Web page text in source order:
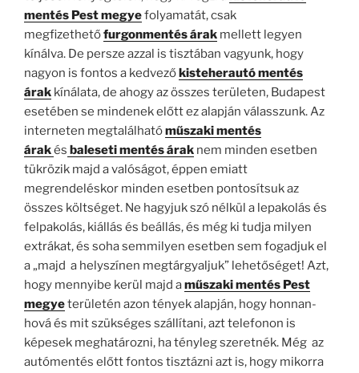
mentés Pest megyefolyamatát, csak
megfizethetőfurgonmentés árak mellett legyen
kínálva. De persze azzal is tisztában vagyunk, hogy
nagyon is fontos a kedvezőkisteherautó mentés
árak kínálata, de ahogy az összes területen, Budapest
esetében se mindenek előtt ez alapján válasszunk. Az
interneten megtalálhatóműszaki mentés
árakés baleseti mentés árak nem minden esetben
tükrözik majd a valóságot, éppen emiatt
megrendeléskor minden esetben pontosítsuk az
összes költséget. Ne hagyjuk szó nélkül a lepakolás és
felpakolás, kiállás és beállás, és még ki tudja milyen
extrákat, és soha semmilyen esetben sem fogadjuk el
a „majd a helyszínen megtárgyaljuk” lehetőséget! Azt,
hogy mennyibe kerül majd aműszaki mentés Pest
megyeterületén azon tények alapján, hogy honnan-
hová és mit szükséges szállítani, azt telefonon is
képesek meghatározni, ha tényleg szeretnék. Még az
autómentés előtt fontos tisztázni azt is, hogy mikorra